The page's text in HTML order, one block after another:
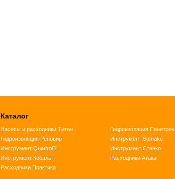
Каталог
Насосы и расходники Титан
Гидроизоляция Пенетрон
Гидроизоляция Реновир
Инструмент Sumake
Инструмент QuattroEl
Инструмент Станко
Инструмент Кобальт
Расходники Атака
Расходники Практика